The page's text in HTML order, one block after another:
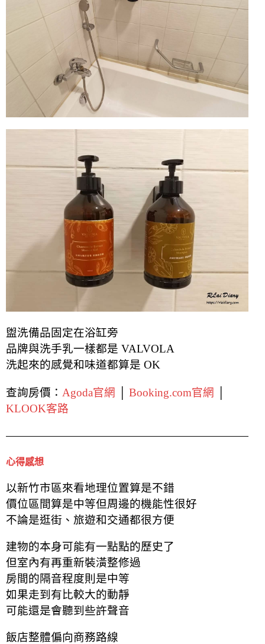
盥洗備品固定在浴缸旁
品牌與洗手乳一樣都是 VALVOLA
洗起來的感覺和味道都算是 OK
查詢房價： Agoda官網 Booking.com官網
KLOOK客路
心得感想
以新竹市區來看地理位置算是不錯
價位區間算是中等但周邊的機能性很好
不論是逛街、旅遊和交通都很方便
建物的本身可能有一點點的歷史了
但室內有再重新裝潢整修過
房間的隔音程度則是中等
如果走到有比較大的動靜
可能還是會聽到些許聲音
飯店整體偏向商務路線